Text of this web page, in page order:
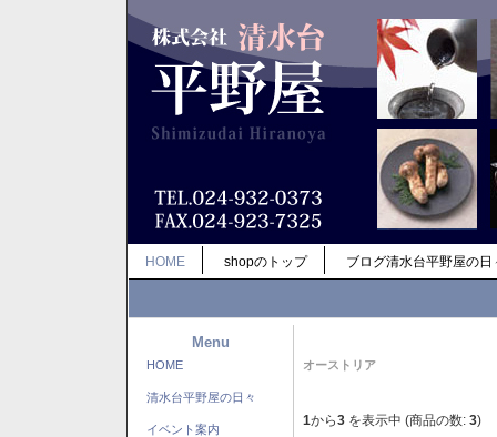
HOME shopのトップ ブログ清水台平野屋の日
Menu
HOME
清水台平野屋の日々
イベント案内
オーストリア
1から3 を表示中 (商品の数: 3)